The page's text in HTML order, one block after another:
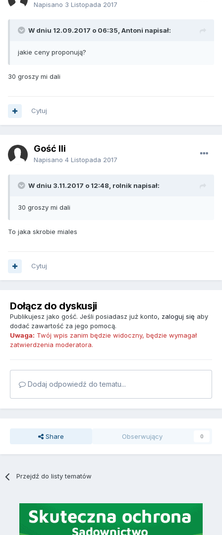
Napisano 3 Listopada 2017
W dniu 12.09.2017 o 06:35, Antoni napisał:
jakie ceny proponują?
30 groszy mi dali
Cytuj
Gość lli
Napisano 4 Listopada 2017
W dniu 3.11.2017 o 12:48, rolnik napisał:
30 groszy mi dali
To jaka skrobie miales
Cytuj
Dołącz do dyskusji
Publikujesz jako gość. Jeśli posiadasz już konto, zaloguj się aby
dodać zawartość za jego pomocą.
Uwaga: Twój wpis zanim będzie widoczny, będzie wymagał
zatwierdzenia moderatora.
Dodaj odpowiedź do tematu...
Share Obserwujący 0
Przejdź do listy tematów